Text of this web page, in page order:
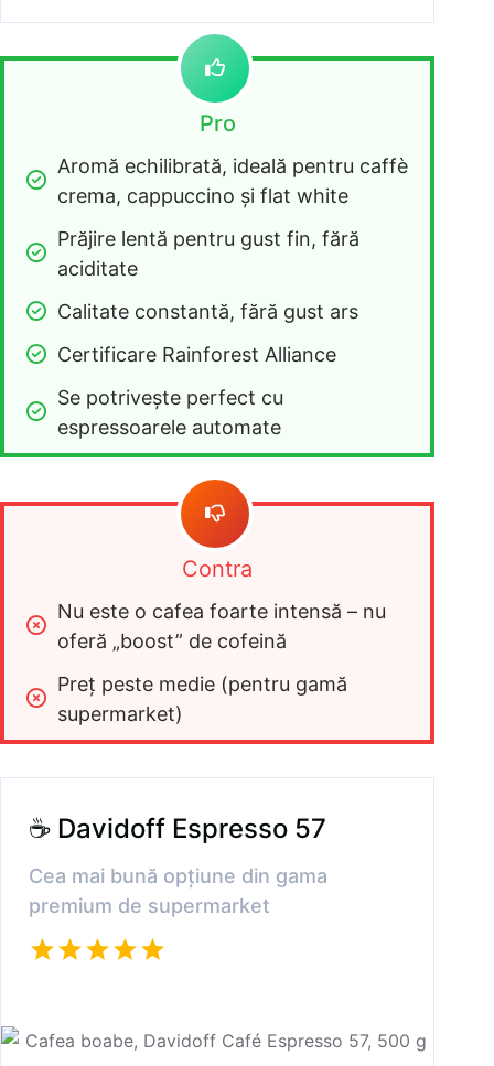
Pro
Aromă echilibrată, ideală pentru caffè
crema, cappuccino și flat white
Prăjire lentă pentru gust fin, fără
aciditate
Calitate constantă, fără gust ars
Certificare Rainforest Alliance
Se potrivește perfect cu
espressoarele automate
Contra
Nu este o cafea foarte intensă – nu
oferă „boost” de cofeină
Preț peste medie (pentru gamă
supermarket)
☕ Davidoff Espresso 57
Cea mai bună opțiune din gama
premium de supermarket